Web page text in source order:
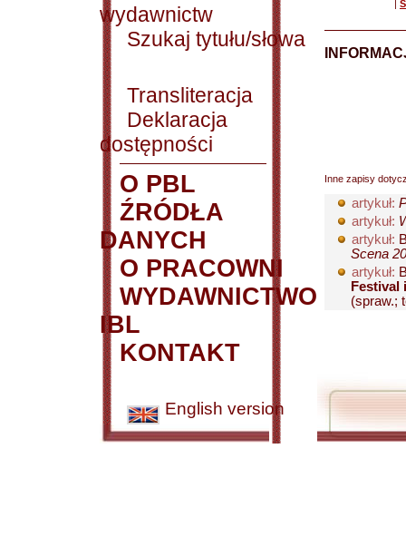
wydawnictw
Szukaj tytułu/słowa
Transliteracja
Deklaracja
dostępności
O PBL
ŹRÓDŁA
DANYCH
O PRACOWNI
WYDAWNICTWO
IBL
KONTAKT
English version
|
Inne zapisy
artykuł:
artykuł:
artykuł:
Scena
artykuł:
Festival
(spraw.;